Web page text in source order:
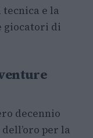
e la
giocatori di
decennio
per la